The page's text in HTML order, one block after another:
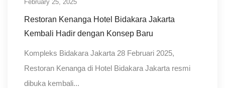
February 25, 2025
Restoran Kenanga Hotel Bidakara Jakarta
Kembali Hadir dengan Konsep Baru
Kompleks Bidakara Jakarta 28 Februari 2025,
Restoran Kenanga di Hotel Bidakara Jakarta resmi
dibuka kembali...